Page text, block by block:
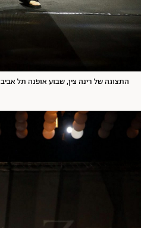
התצוגה של רינה צין, שבוע אופנה תל אביב 2020 | צילום: גיל חיון